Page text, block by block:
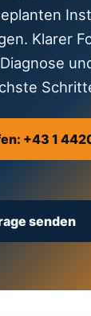
Klarer
+43 1
senden